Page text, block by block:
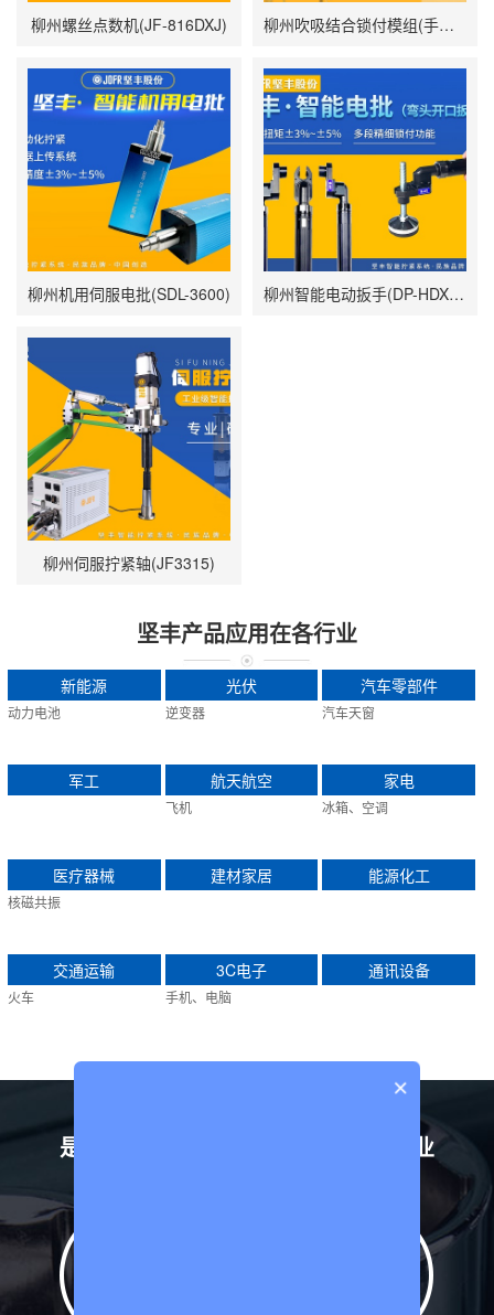
柳州螺丝点数机(JF-816DXJ) 柳州吹吸结合锁付模组(手持智能电批DP-HDXL-008-W搭载阶梯式自动送钉机)
柳州机用伺服电批(SDL-3600) 柳州智能电动扳手(DP-HDXL-008-K)
柳州伺服拧紧轴(JF3315)
坚丰产品应用在各行业
新能源
动力电池
光伏
逆变器
汽车零部件
汽车天窗
军工 航天航空
飞机
家电
冰箱、空调
医疗器械
核磁共振
建材家居 能源化工
交通运输
火车
3C电子
手机、电脑
通讯设备
是一家专注于智能锁付设备生产的企业
×